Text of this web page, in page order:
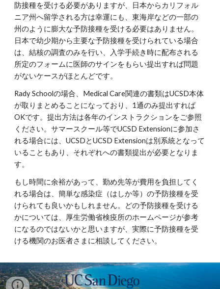
防接種を受ける必要がありますが、日本からカリフォル
ニア州へ留学される方は幸運にも、東海岸などの一部の
州のように膨大な予防接種を受ける必要はありません。
日本で幼少期から主要な予防接種を受けられている場合
は、結核の調査のみを行い、入学手続き時に配布される
所定のフォームに医師のサインをもらい提出すれば問題
がないケースがほとんどです。
Rady Schoolの場合、Medical Care関連の書類はUCSD本体
が取りまとめることになっており、1通のみ提出すれば
OKです。提出方法は各年のインストラクションをご参照
ください。サマースクール等でUCSD Extensionに参加さ
れる場合には、UCSDとUCSD Extensionは別系統となって
いることもあり、それぞれへの書類提出が必要となりま
す。
もし時間に余裕があって、勤め先等が費用を負担してく
れる場合は、簡単な感染症（はしか等）の予防接種を受
けられても良いかもしれません。どの予防接種を受ける
かについては、厚生労働省検疫所のホームページが参考
になるのではないかと思いますが、実際に予防接種を受
ける機関のお医者さまに相談してください。